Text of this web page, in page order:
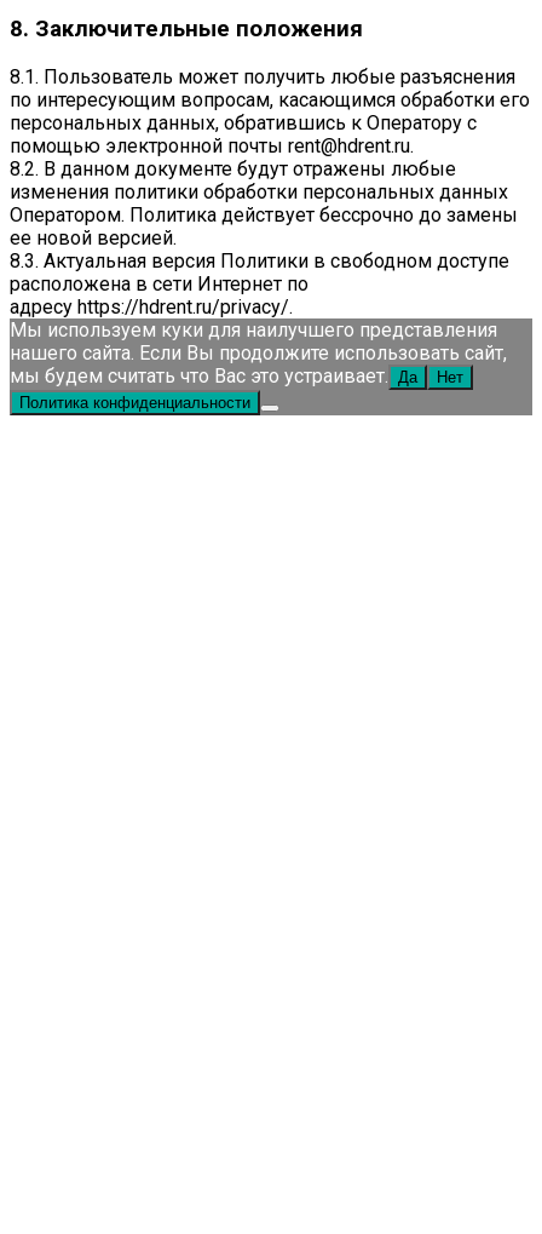
8. Заключительные положения
8.1. Пользователь может получить любые разъяснения
по интересующим вопросам, касающимся обработки его
персональных данных, обратившись к Оператору с
помощью электронной почты rent@hdrent.ru.
8.2. В данном документе будут отражены любые
изменения политики обработки персональных данных
Оператором. Политика действует бессрочно до замены
ее новой версией.
8.3. Актуальная версия Политики в свободном доступе
расположена в сети Интернет по
адресу https://hdrent.ru/privacy/.
Мы используем куки для наилучшего представления
нашего сайта. Если Вы продолжите использовать сайт,
мы будем считать что Вас это устраивает. Да
Нет
Политика конфиденциальности